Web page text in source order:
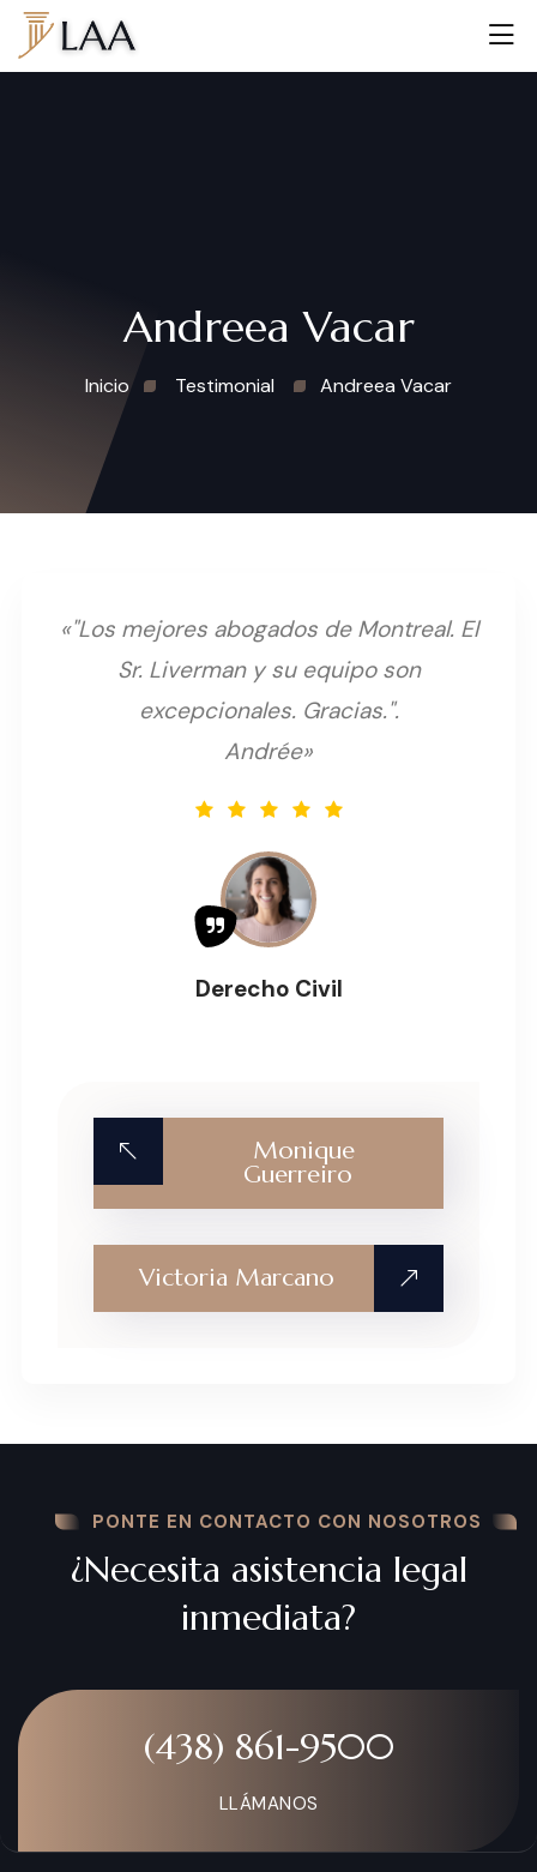
Andreea Vacar
Inicio Testimonial Andreea Vacar
«"Los mejores abogados de Montreal. El
Sr. Liverman y su equipo son
excepcionales. Gracias.".
Andrée»
Derecho Civil
Monique
Guerreiro
Victoria Marcano
PONTE EN CONTACTO CON NOSOTROS
¿Necesita asistencia legal
inmediata?
(438) 861-9500
LLÁMANOS